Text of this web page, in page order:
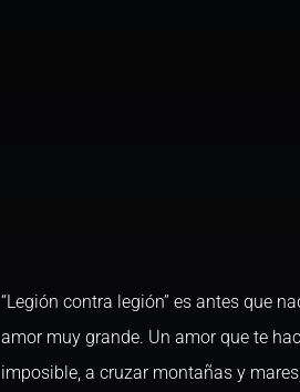
“Legión contra legión” es antes que
amor muy grande. Un amor que te
imposible, a cruzar montañas y